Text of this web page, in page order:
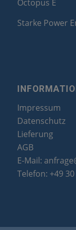
Octopus E
Starke Power
Impressum
Datenschutz
Lieferung
AGB
E-Mail:
Telefon: +49